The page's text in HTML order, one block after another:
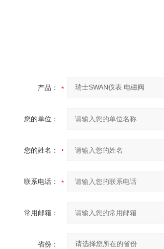
产品：
您的单位：
您的姓名：
联系电话：
常用邮箱：
省份：